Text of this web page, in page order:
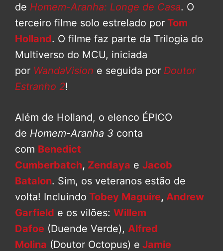
de Homem-Aranha: Longe de Casa. O
terceiro filme solo estrelado por Tom
Holland. O filme faz parte da Trilogia do
Multiverso do MCU, iniciada
por WandaVision e seguida por Doutor
Estranho 2!
Além de Holland, o elenco ÉPICO
de Homem-Aranha 3 conta
com Benedict
Cumberbatch, Zendaya e Jacob
Batalon. Sim, os veteranos estão de
volta! Incluindo Tobey Maguire, Andrew
Garfield e os vilões: Willem
Dafoe (Duende Verde), Alfred
Molina (Doutor Octopus) e Jamie